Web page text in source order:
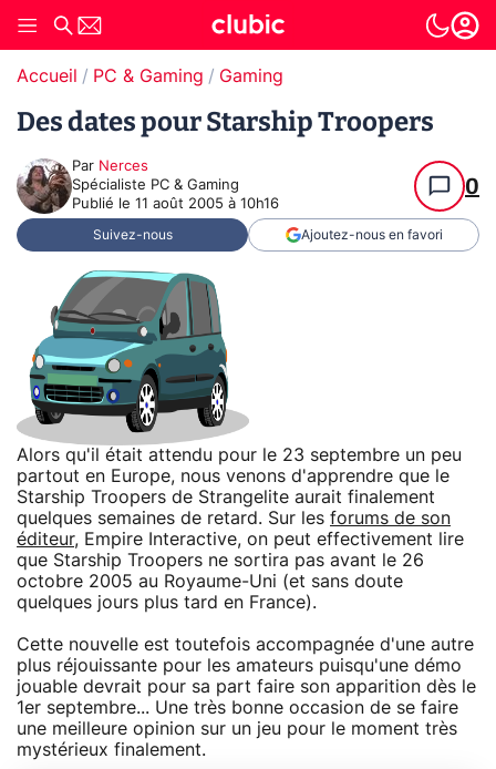
Accueil PC & Gaming Gaming
Des dates pour Starship Troopers
Par Nerces
Spécialiste PC & Gaming
Publié le 11 août 2005 à 10h16
0
Suivez-nous Ajoutez-nous en favori
Alors qu'il était attendu pour le 23 septembre un peu
partout en Europe, nous venons d'apprendre que le
Starship Troopers de Strangelite aurait finalement
quelques semaines de retard. Sur les forums de son
éditeur, Empire Interactive, on peut effectivement lire
que Starship Troopers ne sortira pas avant le 26
octobre 2005 au Royaume-Uni (et sans doute
quelques jours plus tard en France).
Cette nouvelle est toutefois accompagnée d'une autre
plus réjouissante pour les amateurs puisqu'une démo
jouable devrait pour sa part faire son apparition dès le
1er septembre... Une très bonne occasion de se faire
une meilleure opinion sur un jeu pour le moment très
mystérieux finalement.